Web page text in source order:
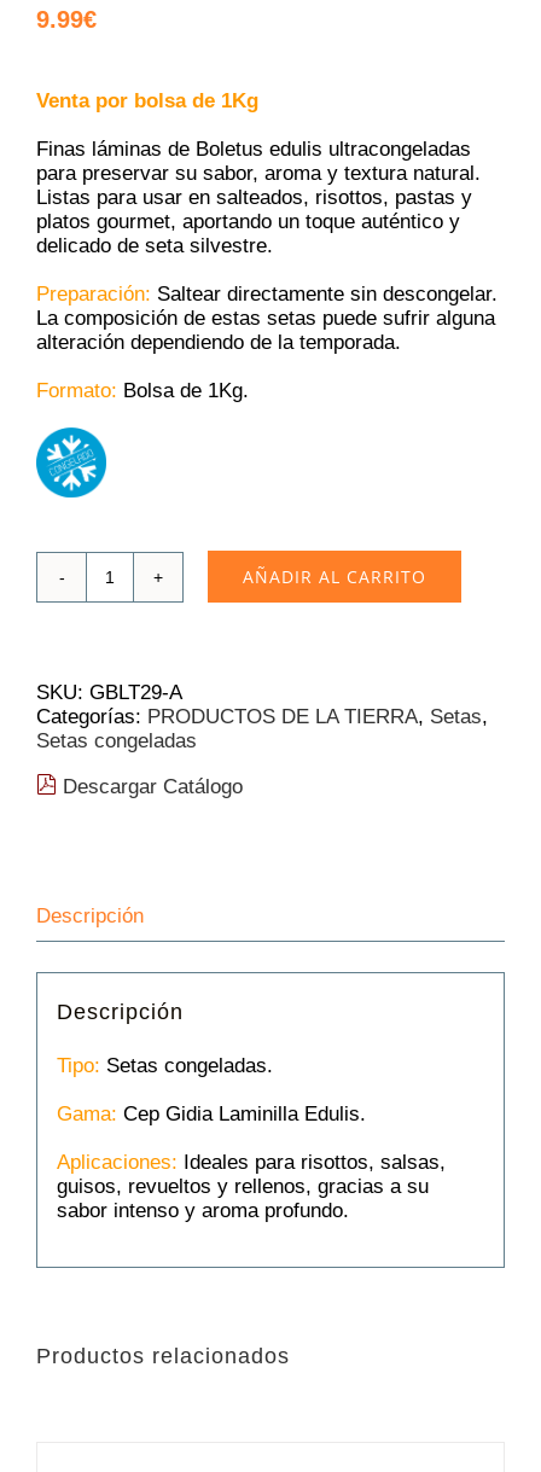
9.99€
Venta por bolsa de 1Kg
Finas láminas de Boletus edulis ultracongeladas
para preservar su sabor, aroma y textura natural.
Listas para usar en salteados, risottos, pastas y
platos gourmet, aportando un toque auténtico y
delicado de seta silvestre.
Preparación: Saltear directamente sin descongelar.
La composición de estas setas puede sufrir alguna
alteración dependiendo de la temporada.
Formato: Bolsa de 1Kg.
Cep
1
Kg
❄
cantidad
AÑADIR AL CARRITO
SKU: GBLT29-A
Categorías: PRODUCTOS DE LA TIERRA, Setas,
Setas congeladas
Descargar Catálogo
Descripción
Descripción
Tipo: Setas congeladas.
Gama: Cep Gidia Laminilla Edulis.
Aplicaciones: Ideales para risottos, salsas,
guisos, revueltos y rellenos, gracias a su
sabor intenso y aroma profundo.
Productos relacionados